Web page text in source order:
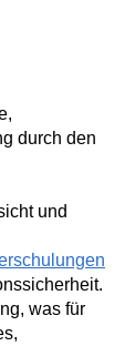
durch den
und
was für